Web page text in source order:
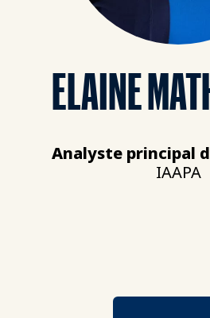
ELAINE
Analyste principal
IAAPA